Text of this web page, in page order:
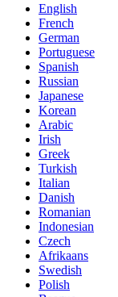
English
French
German
Portuguese
Spanish
Russian
Japanese
Korean
Arabic
Irish
Greek
Turkish
Italian
Danish
Romanian
Indonesian
Czech
Afrikaans
Swedish
Polish